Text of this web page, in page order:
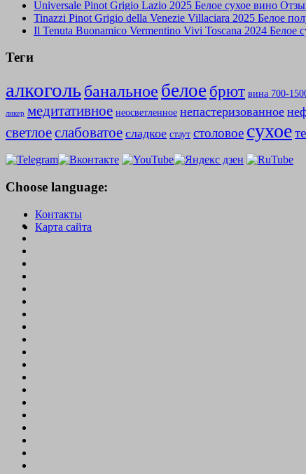
Universale Pinot Grigio Lazio 2025 Белое сухое вино
Tinazzi Pinot Grigio della Venezie Villaciara 2025 Белое
Il Tenuta Buonamico Vermentino Vivi Toscana 2024 Белое
Теги
алкогольбанальное белое брют вина 700-
ликер медитативное неосветленное непастеризованное
светлоеслабоватое сладкое стаут столовое сухое
Choose language:
Контакты
Карта сайта